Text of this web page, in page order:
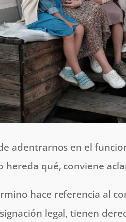
adentrarnos en el
hereda qué, conviene
hace referencia al
legal, tienen